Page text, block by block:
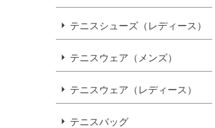
テニスシューズ（レディース）
テニスウェア（メンズ）
テニスウェア（レディース）
テニスバッグ